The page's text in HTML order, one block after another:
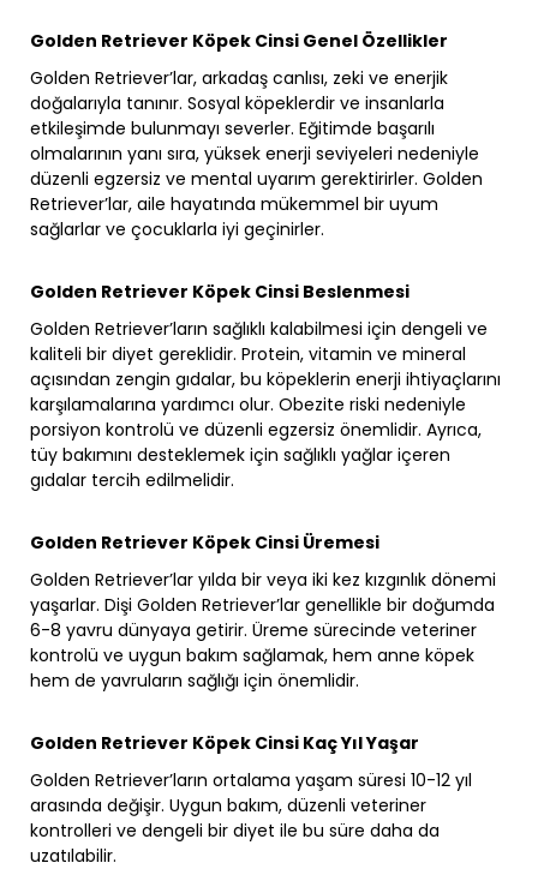
Golden Retriever Köpek Cinsi Genel Özellikler
Golden Retriever’lar, arkadaş canlısı, zeki ve enerjik
doğalarıyla tanınır. Sosyal köpeklerdir ve insanlarla
etkileşimde bulunmayı severler. Eğitimde başarılı
olmalarının yanı sıra, yüksek enerji seviyeleri nedeniyle
düzenli egzersiz ve mental uyarım gerektirirler. Golden
Retriever’lar, aile hayatında mükemmel bir uyum
sağlarlar ve çocuklarla iyi geçinirler.
Golden Retriever Köpek Cinsi Beslenmesi
Golden Retriever’ların sağlıklı kalabilmesi için dengeli ve
kaliteli bir diyet gereklidir. Protein, vitamin ve mineral
açısından zengin gıdalar, bu köpeklerin enerji ihtiyaçlarını
karşılamalarına yardımcı olur. Obezite riski nedeniyle
porsiyon kontrolü ve düzenli egzersiz önemlidir. Ayrıca,
tüy bakımını desteklemek için sağlıklı yağlar içeren
gıdalar tercih edilmelidir.
Golden Retriever Köpek Cinsi Üremesi
Golden Retriever’lar yılda bir veya iki kez kızgınlık dönemi
yaşarlar. Dişi Golden Retriever’lar genellikle bir doğumda
6-8 yavru dünyaya getirir. Üreme sürecinde veteriner
kontrolü ve uygun bakım sağlamak, hem anne köpek
hem de yavruların sağlığı için önemlidir.
Golden Retriever Köpek Cinsi Kaç Yıl Yaşar
Golden Retriever’ların ortalama yaşam süresi 10-12 yıl
arasında değişir. Uygun bakım, düzenli veteriner
kontrolleri ve dengeli bir diyet ile bu süre daha da
uzatılabilir.